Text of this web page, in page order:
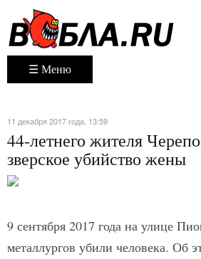
☰ Меню
11 декабря 2017 года. 13:59
44-летнего жителя
зверское убийство жены
9 сентября 2017 года на улице
металлургов убили человека. Об